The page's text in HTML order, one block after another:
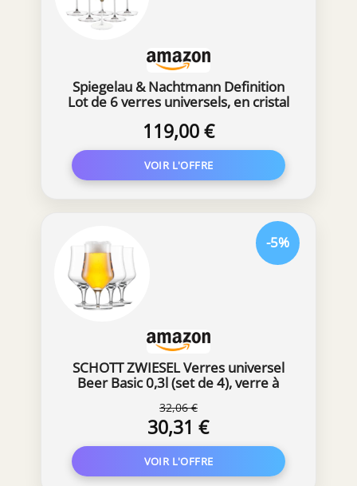
Spiegelau & Nachtmann Definition
Lot de 6 verres universels, en cristal
119,00 €
SCHOTT ZWIESEL Verres universel
Beer Basic 0,3l (set de 4), verre à
verres en cristal Tritan résistant au
lave-vaisselle, fabriqué en
Allemagne (art. n° 130013)
32,06 €
30,31 €
-5%